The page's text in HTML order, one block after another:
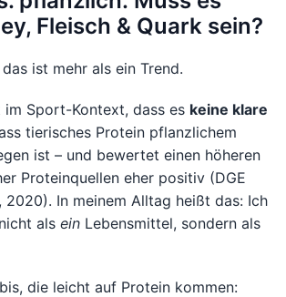
Fleisch & Quark sein?
ist mehr als ein Trend.
im Sport-Kontext, dass es keine klare
tierisches Protein pflanzlichem
ist – und bewertet einen höheren
Proteinquellen eher positiv (DGE
2020). In meinem Alltag heißt das: Ich
als ein Lebensmittel, sondern als
die leicht auf Protein kommen: